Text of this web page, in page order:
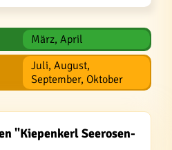
März, April
Juli, August,
September, Oktober
"Kiepenkerl Seerosen-